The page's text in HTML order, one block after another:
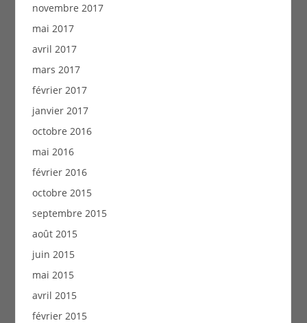
novembre 2017
mai 2017
avril 2017
mars 2017
février 2017
janvier 2017
octobre 2016
mai 2016
février 2016
octobre 2015
septembre 2015
août 2015
juin 2015
mai 2015
avril 2015
février 2015